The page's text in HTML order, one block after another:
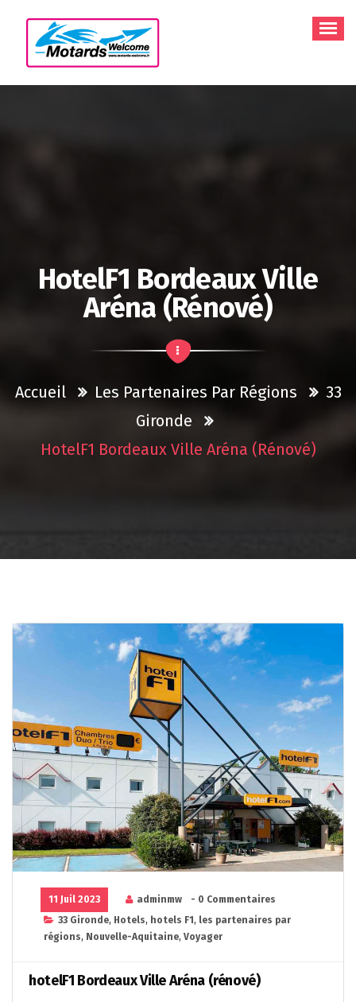
contenu
HotelF1 Bordeaux Ville
Aréna (rénové)
Accueil Les Partenaires Par Régions
33
Gironde
HotelF1 Bordeaux Ville Aréna (rénové)
11 Juil 2023 adminmw
- 0 Commentaires
33 Gironde, Hotels, hotels F1 , les partenaires par
régions, Nouvelle-Aquitaine, Voyager
hotelF1 Bordeaux Ville Aréna (rénové)